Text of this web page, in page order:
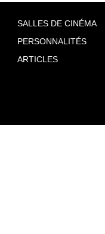
SALLES DE CINÉMA
PERSONNALITÉS
ARTICLES